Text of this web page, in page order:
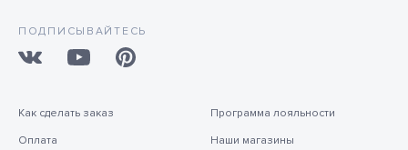
ПОДПИСЫВАЙТЕСЬ
Как сделать заказ
Оплата
Программа лояльности
Наши магазины